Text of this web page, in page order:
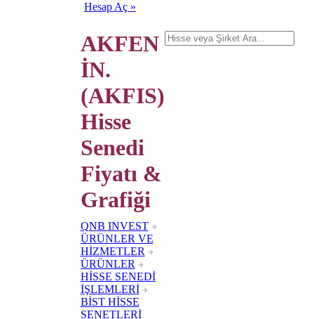
Hesap Aç »
AKFEN
İN.
(AKFIS)
Hisse
Senedi
Fiyatı &
Grafiği
QNB INVEST
ÜRÜNLER VE
HİZMETLER
ÜRÜNLER
HİSSE SENEDİ
İŞLEMLERİ
BİST HİSSE
SENETLERİ